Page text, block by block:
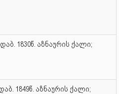
1830წ. აზნაურის ქალი;
1849წ. აზნაურის ქალი;